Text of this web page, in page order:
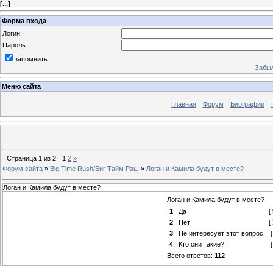
[...]
Форма входа
Логин:
Пароль:
запомнить
Меню сайта
Главная Форум Биографии
Страница 1 из 2 1 2 »
Форум сайта » Big Time Rush/Биг Тайм Раш » Логан и Камила будут в месте?
Логан и Камила будут в месте?
Логан и Камила будут в месте?
1. Да [
2. Нет [
3. Не интересует этот вопрос.
4. Кто они такие? :|
Всего ответов: 112